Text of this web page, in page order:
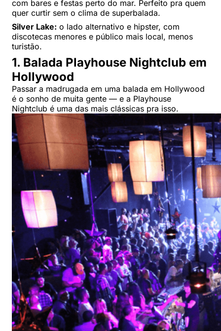
com bares e festas perto do mar. Perfeito pra quem
quer curtir sem o clima de superbalada.
Silver Lake: o lado alternativo e hipster, com
discotecas menores e público mais local, menos
turistão.
1. Balada Playhouse Nightclub em
Hollywood
Passar a madrugada em uma balada em Hollywood
é o sonho de muita gente — e a Playhouse
Nightclub é uma das mais clássicas pra isso.